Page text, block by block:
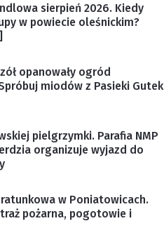
sierpień 2026. Kiedy
w powiecie oleśnickim?
opanowały ogród
miodów z Pasieki Gutek
pielgrzymki. Parafia NMP
organizuje wyjazd do
w Poniatowicach.
pożarna, pogotowie i